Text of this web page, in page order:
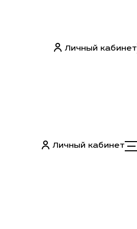
Личный кабинет
Личный кабинет